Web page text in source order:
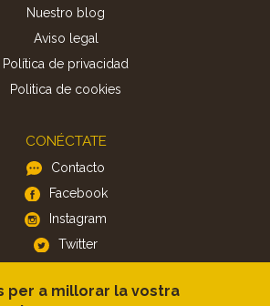
Nuestro blog
Aviso legal
Política de privacidad
Politica de cookies
CONÉCTATE
Contacto
Facebook
Instagram
Twitter
APP
per a millorar la vostra